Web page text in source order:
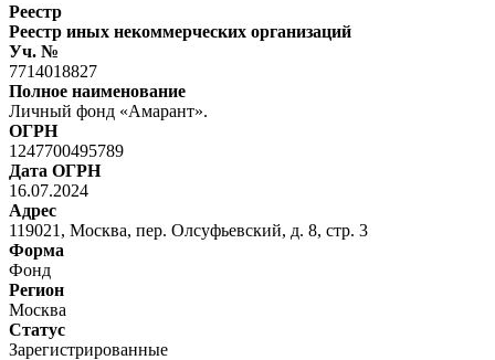
Реестр
Реестр иных некоммерческих организаций
Уч. №
7714018827
Полное наименование
Личный фонд «Амарант».
ОГРН
1247700495789
Дата ОГРН
16.07.2024
Адрес
119021, Москва, пер. Олсуфьевский, д. 8, стр. 3
Форма
Фонд
Регион
Москва
Статус
Зарегистрированные